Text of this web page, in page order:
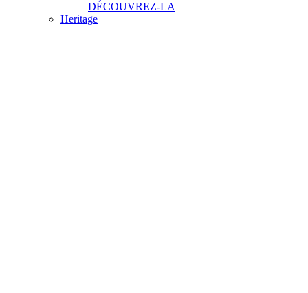
DÉCOUVREZ-LA
Heritage